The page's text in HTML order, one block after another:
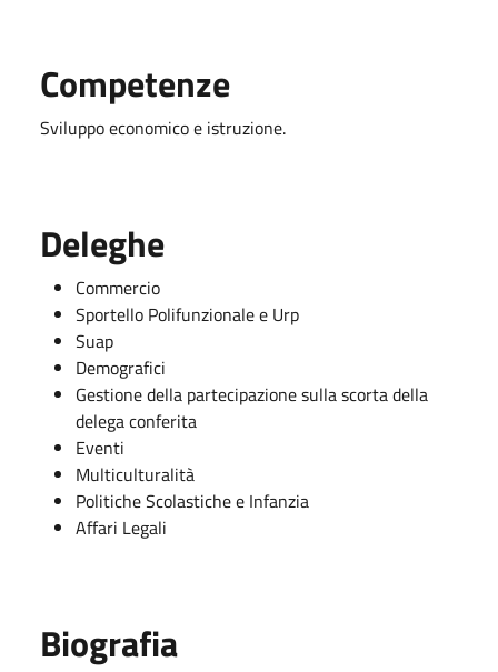
Competenze
Sviluppo economico e istruzione.
Deleghe
Commercio
Sportello Polifunzionale e Urp
Suap
Demografici
Gestione della partecipazione sulla scorta della
delega conferita
Eventi
Multiculturalità
Politiche Scolastiche e Infanzia
Affari Legali
Biografia